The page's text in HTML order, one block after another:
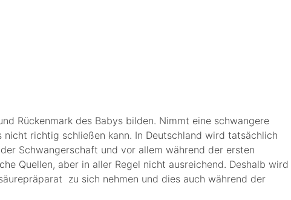
Rückenmark des Babys bilden. Nimmt eine schwangere
richtig schließen kann. In Deutschland wird tatsächlich
Schwangerschaft und vor allem während der ersten
Quellen, aber in aller Regel nicht ausreichend. Deshalb wird
zu sich nehmen und dies auch während der